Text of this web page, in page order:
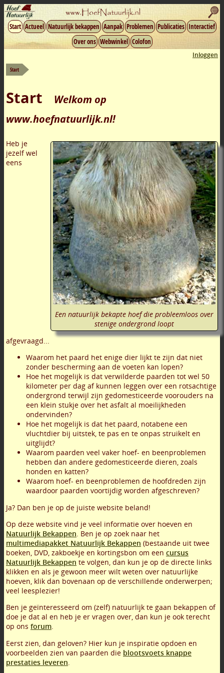
Start Actueel Natuurlijk bekappen Aanpak Problemen Publicaties Interactief
Over ons Webwinkel Colofon
Inloggen
Start
Start
Welkom op
www.hoefnatuurlijk.nl!
Een natuurlijk bekapte hoef die probleemloos over
stenige ondergrond loopt
Heb je
jezelf wel
eens
afgevraagd...
Waarom het paard het enige dier lijkt te zijn dat niet
zonder bescherming aan de voeten kan lopen?
Hoe het mogelijk is dat verwilderde paarden tot wel 50
kilometer per dag af kunnen leggen over een rotsachtige
ondergrond terwijl zijn gedomesticeerde voorouders na
een klein stukje over het asfalt al moeilijkheden
ondervinden?
Hoe het mogelijk is dat het paard, notabene een
vluchtdier bij uitstek, te pas en te onpas struikelt en
uitglijdt?
Waarom paarden veel vaker hoef- en beenproblemen
hebben dan andere gedomesticeerde dieren, zoals
honden en katten?
Waarom hoef- en beenproblemen de hoofdreden zijn
waardoor paarden voortijdig worden afgeschreven?
Ja? Dan ben je op de juiste website beland!
Op deze website vind je veel informatie over hoeven en
Natuurlijk Bekappen. Ben je op zoek naar het
multimediapakket Natuurlijk Bekappen (bestaande uit twee
boeken, DVD, zakboekje en kortingsbon om een cursus
Natuurlijk Bekappen te volgen, dan kun je op de directe links
klikken en als je gewoon meer wilt weten over natuurlijke
hoeven, klik dan bovenaan op de verschillende onderwerpen;
veel leesplezier!
Ben je geïnteresseerd om (zelf) natuurlijk te gaan bekappen of
doe je dat al en heb je er vragen over, dan kun je ook terecht
op ons forum.
Eerst zien, dan geloven? Hier kun je inspiratie opdoen en
voorbeelden zien van paarden die blootsvoets knappe
prestaties leveren.